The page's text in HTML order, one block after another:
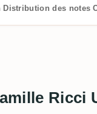
Distribution des notes
Ricci